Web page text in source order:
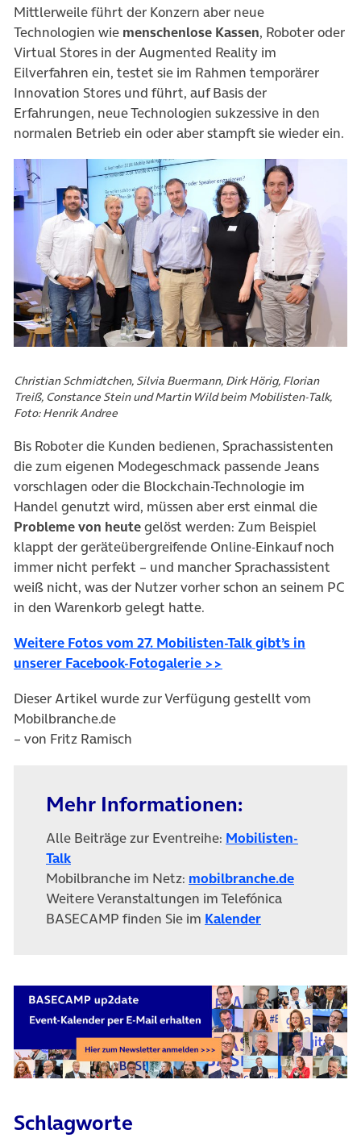
Mittlerweile führt der Konzern aber neue
Technologien wie menschenlose Kassen, Roboter oder
Virtual Stores in der Augmented Reality im
Eilverfahren ein, testet sie im Rahmen temporärer
Innovation Stores und führt, auf Basis der
Erfahrungen, neue Technologien sukzessive in den
normalen Betrieb ein oder aber stampft sie wieder ein.
Christian Schmidtchen, Silvia Buermann, Dirk Hörig, Florian
Treiß, Constance Stein und Martin Wild beim Mobilisten-Talk,
Foto: Henrik Andree
Bis Roboter die Kunden bedienen, Sprachassistenten
die zum eigenen Modegeschmack passende Jeans
vorschlagen oder die Blockchain-Technologie im
Handel genutzt wird, müssen aber erst einmal die
Probleme von heutegelöst werden: Zum Beispiel
klappt der geräteübergreifende Online-Einkauf noch
immer nicht perfekt – und mancher Sprachassistent
weiß nicht, was der Nutzer vorher schon an seinem PC
in den Warenkorb gelegt hatte.
Weitere Fotos vom 27. Mobilisten-Talk gibt’s in
unserer Facebook-Fotogalerie >>
Dieser Artikel wurde zur Verfügung gestellt vom
Mobilbranche.de
– von Fritz Ramisch
Mehr Informationen:
Alle Beiträge zur Eventreihe: Mobilisten-
Talk(öffnet in neuem Tab)
Mobilbranche im Netz: mobilbranche.de(öffnet in
Weitere Veranstaltungen im Telefónica
BASECAMP finden Sie im Kalender
Schlagworte